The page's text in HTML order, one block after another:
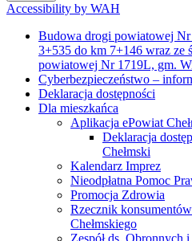
Accessibility by WAH
Budowa drogi powiatowej
3+535 do km 7+146 wraz ze
powiatowej Nr 1719L, gm.
Cyberbezpieczeństwo –
Deklaracja dostępności
Dla mieszkańca
Aplikacja ePowiat
Deklaracja
Chełmski
Kalendarz Imprez
Nieodpłatna Pomoc
Promocja Zdrowia
Rzecznik
Chełmskiego
Zespół ds. Obronnych